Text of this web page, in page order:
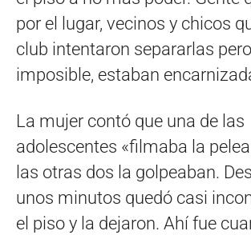
por el lugar, vecinos y chicos
club intentaron separarlas
imposible, estaban
La mujer contó que una de las
adolescentes «filmaba la
las otras dos la golpeaban.
unos minutos quedó casi
el piso y la dejaron. Ahí fue